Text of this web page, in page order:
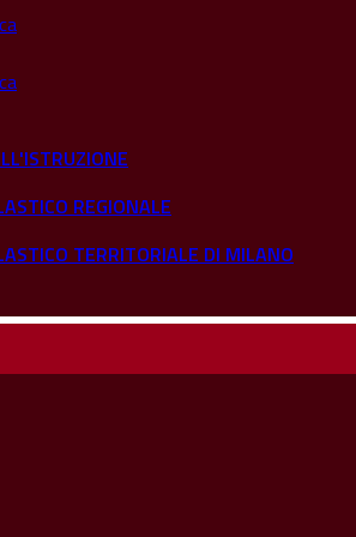
REGIONALE
TERRITORIALE DI MILANO